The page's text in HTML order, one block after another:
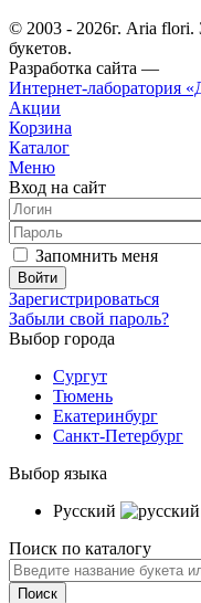
© 2003 - 2026г. Aria flori.
букетов.
Разработка сайта —
Интернет-лаборатория
Акции
Корзина
Каталог
Меню
Вход на сайт
Запомнить меня
Зарегистрироваться
Забыли свой пароль?
Выбор города
Сургут
Тюмень
Екатеринбург
Санкт-Петербург
Выбор языка
Русский
Поиск по каталогу